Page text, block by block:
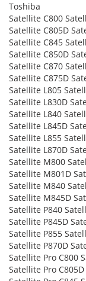
Toshiba
Satellite C800
Satellite C805D
Satellite C845
Satellite C850D
Satellite C870
Satellite C875D
Satellite L805
Satellite L830D
Satellite L840
Satellite L845D
Satellite L855
Satellite L870D
Satellite M800
Satellite M801D
Satellite M840
Satellite M845D
Satellite P840
Satellite P845D
Satellite P855
Satellite P870D
Satellite Pro C800
Satellite Pro